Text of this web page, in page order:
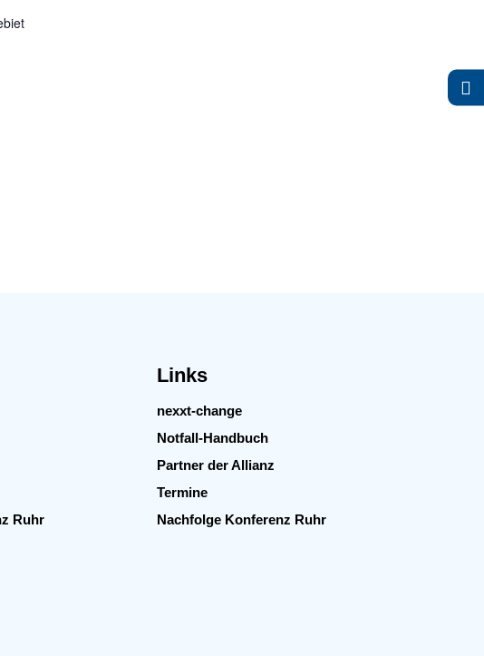
Ruhr
Links
nexxt-change
Notfall-Handbuch
Partner der Allianz
Termine
Nachfolge Konferenz Ruhr